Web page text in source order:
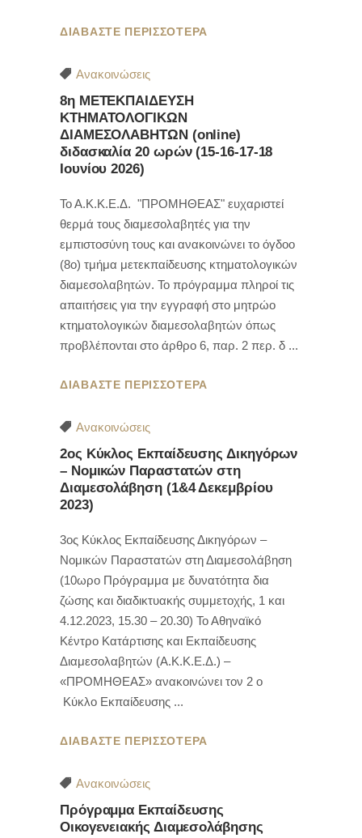
ΔΙΑΒΑΣΤΕ ΠΕΡΙΣΣΟΤΕΡΑ
Ανακοινώσεις
8η ΜΕΤΕΚΠΑΙΔΕΥΣΗ
ΚΤΗΜΑΤΟΛΟΓΙΚΩΝ
ΔΙΑΜΕΣΟΛΑΒΗΤΩΝ (online)
διδασκαλία 20 ωρών (15-16-17-18
Ιουνίου 2026)
Το Α.Κ.Κ.Ε.Δ. "ΠΡΟΜΗΘΕΑΣ" ευχαριστεί
θερμά τους διαμεσολαβητές για την
εμπιστοσύνη τους και ανακοινώνει το όγδοο
(8ο) τμήμα μετεκπαίδευσης κτηματολογικών
διαμεσολαβητών. Το πρόγραμμα πληροί τις
απαιτήσεις για την εγγραφή στο μητρώο
κτηματολογικών διαμεσολαβητών όπως
προβλέπονται στο άρθρο 6, παρ. 2 περ. δ
ΔΙΑΒΑΣΤΕ ΠΕΡΙΣΣΟΤΕΡΑ
Ανακοινώσεις
2ος Κύκλος Εκπαίδευσης Δικηγόρων
– Νομικών Παραστατών στη
Διαμεσολάβηση (1&4 Δεκεμβρίου
2023)
3ος Κύκλος Εκπαίδευσης Δικηγόρων –
Νομικών Παραστατών στη Διαμεσολάβηση
(10ωρο Πρόγραμμα με δυνατότητα δια
ζώσης και διαδικτυακής συμμετοχής, 1 και
4.12.2023, 15.30 – 20.30) Το Αθηναϊκό
Κέντρο Κατάρτισης και Εκπαίδευσης
Διαμεσολαβητών (Α.Κ.Κ.Ε.Δ.) –
«ΠΡΟΜΗΘΕΑΣ» ανακοινώνει τον 2 ο
Κύκλο Εκπαίδευσης
ΔΙΑΒΑΣΤΕ ΠΕΡΙΣΣΟΤΕΡΑ
Ανακοινώσεις
Πρόγραμμα Εκπαίδευσης
Οικογενειακής Διαμεσολάβησης